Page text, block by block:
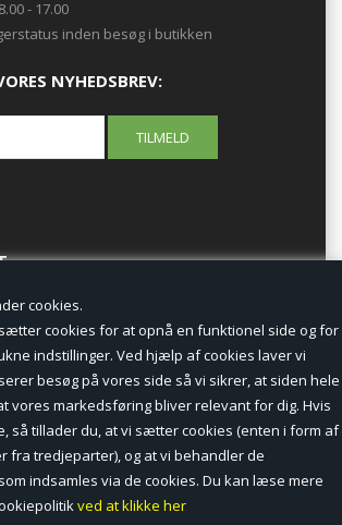
anvender cookies.
cookies for at opnå en funktionel side og for
indstillinger. Ved hjælp af cookies laver vi
besøg på vores side så vi sikrer, at siden hele
vores markedsføring bliver relevant for dig. Hvis
så tillader du, at vi sætter cookies (enten i form af
fra tredjeparter), og at vi behandler de
indsamles via de cookies. Du kan læse mere
ved at klikke her
- 17.00
inden besøg i butikken
NYHEDSBREV: